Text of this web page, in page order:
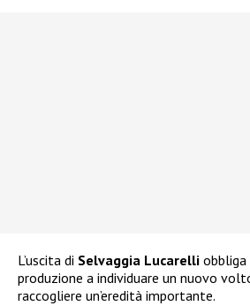
L’uscita di Selvaggia Lucarelli
produzione a individuare un nuovo
raccogliere un’eredità importante.